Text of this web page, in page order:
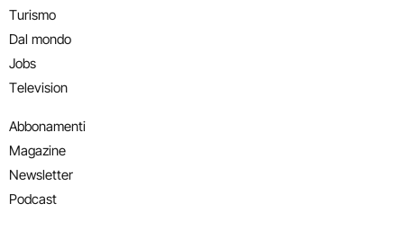
Turismo
Dal mondo
Jobs
Television
Abbonamenti
Magazine
Newsletter
Podcast